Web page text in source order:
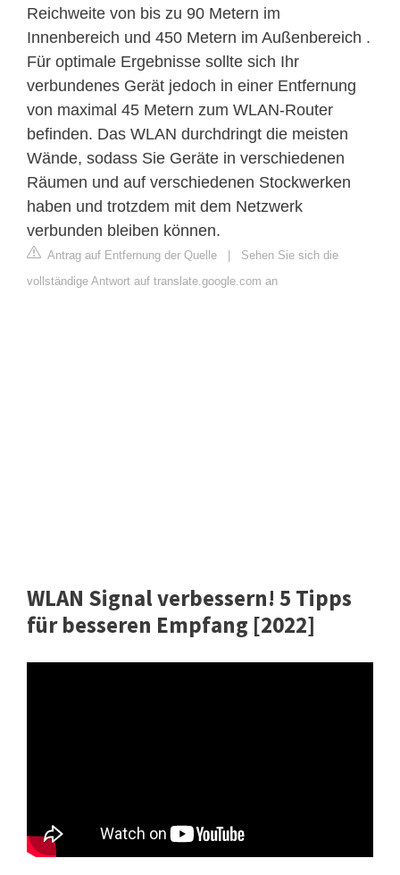
Reichweite von bis zu 90 Metern im
Innenbereich und 450 Metern im Außenbereich .
Für optimale Ergebnisse sollte sich Ihr
verbundenes Gerät jedoch in einer Entfernung
von maximal 45 Metern zum WLAN-Router
befinden. Das WLAN durchdringt die meisten
Wände, sodass Sie Geräte in verschiedenen
Räumen und auf verschiedenen Stockwerken
haben und trotzdem mit dem Netzwerk
verbunden bleiben können.
Antrag auf Entfernung der Quelle
Sehen Sie sich die
vollständige Antwort auf translate.google.com an
WLAN Signal verbessern! 5 Tipps
für besseren Empfang [2022]